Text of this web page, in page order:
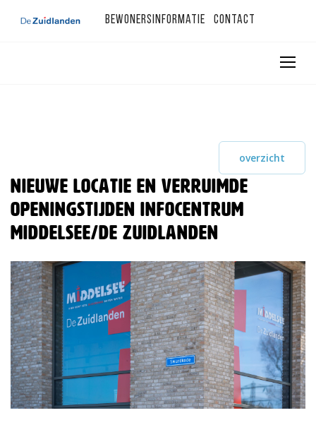
Bewonersinformatie Contact
overzicht
Nieuwe locatie en verruimde
openingstijden Infocentrum
Middelsee/De Zuidlanden